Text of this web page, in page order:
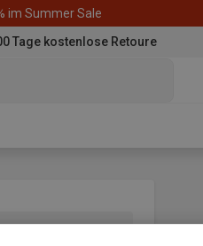
im Summer Sale
Tage kostenlose Retoure